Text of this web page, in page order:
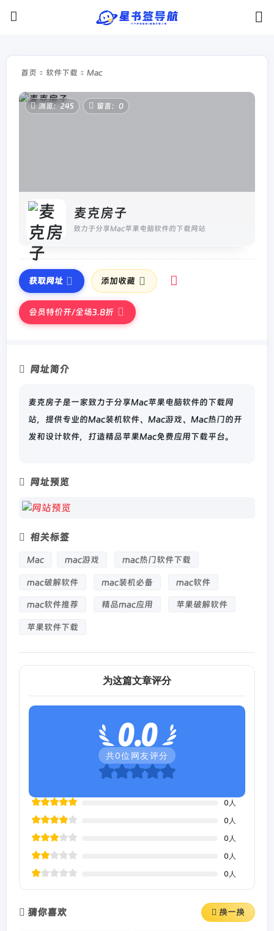
首页 软件下载 Mac
浏览：245 留言：0
麦克房子
致力于分享Mac苹果电脑软件的下载网站
获取网址 添加收藏
会员特价开/全场3.8折
网址简介
麦克房子是一家致力于分享Mac苹果电脑软件的下载网
站，提供专业的Mac装机软件、Mac游戏、Mac热门的开
发和设计软件，打造精品苹果Mac免费应用下载平台。
网址预览
相关标签
Mac mac游戏 mac热门软件下载
mac破解软件 mac装机必备 mac软件
mac软件推荐 精品mac应用 苹果破解软件
苹果软件下载
为这篇文章评分
0.0
共0位网友评分
0 人
0 人
0 人
0 人
0 人
猜你喜欢 换一换